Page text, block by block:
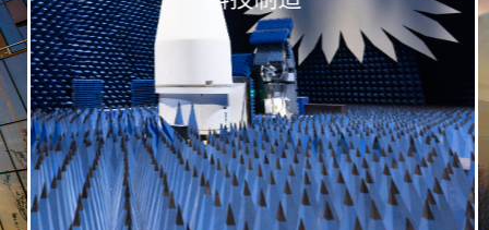
查看详情